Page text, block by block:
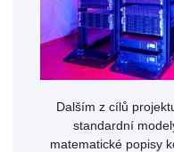
Dalším z cílů
standardní
matematické popisy